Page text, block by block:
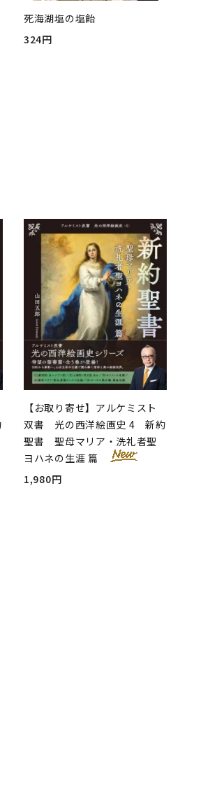
死海湖塩の塩飴
324円
【お取り寄せ】アルケミスト
双書 光の西洋絵画史 4 新約
聖書 聖母マリア・洗礼者聖
ヨハネの生涯 篇
1,980円